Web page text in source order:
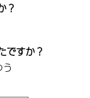
？
ですか？